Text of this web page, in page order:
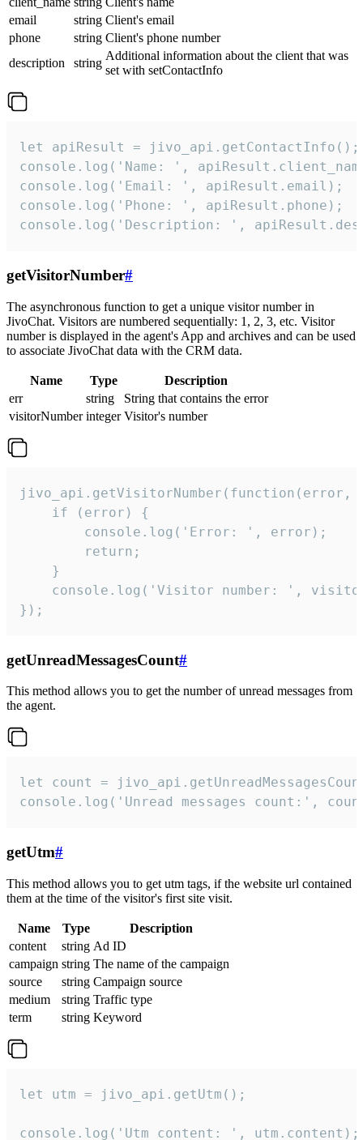
email
string Client's email
phone
string Client's phone number
description
string
Additional information about the client that was
set with setContactInfo
let apiResult = jivo_api.getContactInfo();
console.log('Name: ',
console.log('Email: ', apiResult.email);
console.log('Phone: ', apiResult.phone);
console.log('Description: ',
getVisitorNumber#
The asynchronous function to get a unique visitor number in
JivoChat. Visitors are numbered sequentially: 1, 2, 3, etc. Visitor
number is displayed in the agent's App and archives and can be used
to associate JivoChat data with the CRM data.
Name Type
Description
err
string
String that contains the error
visitorNumber integer Visitor's number
jivo_api.getVisitorNumber(function(error,
    if (error) {
        console.log('Error: ', error);
        return;
    }
console.log('Visitor number: ',
});
getUnreadMessagesCount#
This method allows you to get the number of unread messages from
the agent.
let count =
console.log('Unread messages count:',
getUtm#
This method allows you to get utm tags, if the website url contained
them at the time of the visitor's first site visit.
Name Type
Description
content
string Ad ID
campaign string The name of the campaign
source
string Campaign source
medium
string Traffic type
term
string Keyword
let utm = jivo_api.getUtm();
console.log('Utm content: ', utm.content);